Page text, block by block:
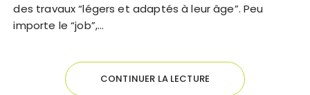
des travaux “légers et adaptés à leur âge”. Peu
importe le “job”,…
CONTINUER LA LECTURE